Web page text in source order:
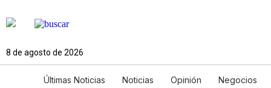
8 de agosto de 2026
Últimas Noticias Noticias Opinión
Negocios